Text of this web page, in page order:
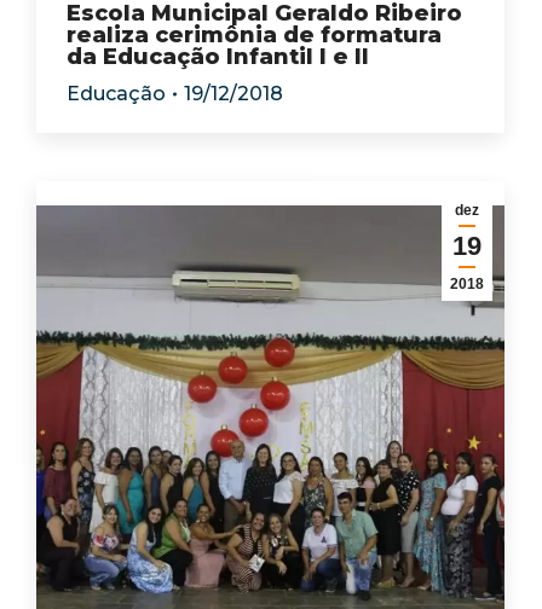
Escola Municipal Geraldo Ribeiro
realiza cerimônia de formatura
da Educação Infantil I e II
Educação 19/12/2018
dez
19
2018